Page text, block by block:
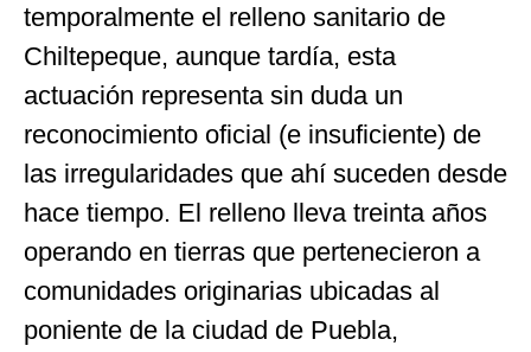
temporalmente el relleno sanitario de
Chiltepeque, aunque tardía, esta
actuación representa sin duda un
reconocimiento oficial (e insuficiente) de
las irregularidades que ahí suceden desde
hace tiempo. El relleno lleva treinta años
operando en tierras que pertenecieron a
comunidades originarias ubicadas al
poniente de la ciudad de Puebla,